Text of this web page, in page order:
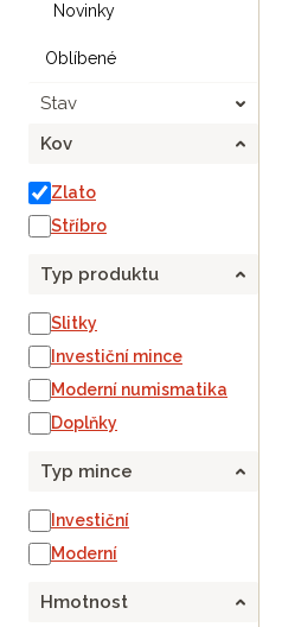
Novinky
Oblíbené
Stav
Kov
Zlato
Stříbro
Typ produktu
Slitky
Investiční mince
Moderní numismatika
Doplňky
Typ mince
Investiční
Moderní
Hmotnost